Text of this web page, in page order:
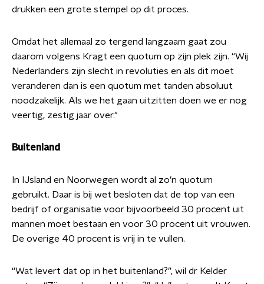
drukken een grote stempel op dit proces.
Omdat het allemaal zo tergend langzaam gaat zou
daarom volgens Kragt een quotum op zijn plek zijn. “Wij
Nederlanders zijn slecht in revoluties en als dit moet
veranderen dan is een quotum met tanden absoluut
noodzakelijk. Als we het gaan uitzitten doen we er nog
veertig, zestig jaar over."
Buitenland
In IJsland en Noorwegen wordt al zo’n quotum
gebruikt. Daar is bij wet besloten dat de top van een
bedrijf of organisatie voor bijvoorbeeld 30 procent uit
mannen moet bestaan en voor 30 procent uit vrouwen.
De overige 40 procent is vrij in te vullen.
“Wat levert dat op in het buitenland?”, wil dr Kelder